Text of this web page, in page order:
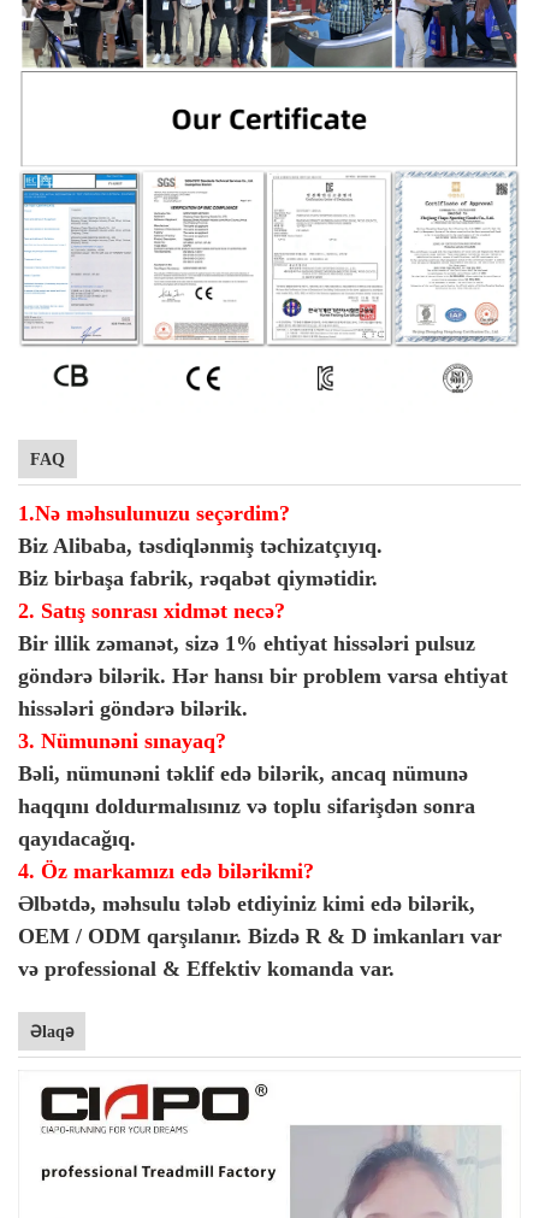
FAQ
1.Nə məhsulunuzu seçərdim?
Biz Alibaba, təsdiqlənmiş təchizatçıyıq.
Biz birbaşa fabrik, rəqabət qiymətidir.
2. Satış sonrası xidmət necə?
Bir illik zəmanət, sizə 1% ehtiyat hissələri pulsuz
göndərə bilərik. Hər hansı bir problem varsa ehtiyat
hissələri göndərə bilərik.
3. Nümunəni sınayaq?
Bəli, nümunəni təklif edə bilərik, ancaq nümunə
haqqını doldurmalısınız və toplu sifarişdən sonra
qayıdacağıq.
4. Öz markamızı edə bilərikmi?
Əlbətdə, məhsulu tələb etdiyiniz kimi edə bilərik,
OEM / ODM qarşılanır. Bizdə R & D imkanları var
və professional & Effektiv komanda var.
Əlaqə